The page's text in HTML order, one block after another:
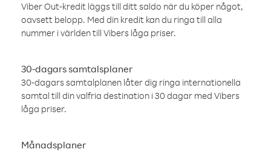
Viber Out-kredit läggs till ditt saldo när du köper något,
oavsett belopp. Med din kredit kan du ringa till alla
nummer i världen till Vibers låga priser.
30-dagars samtalsplaner
30-dagars samtalplanen låter dig ringa internationella
samtal till din valfria destination i 30 dagar med Vibers
låga priser.
Månadsplaner